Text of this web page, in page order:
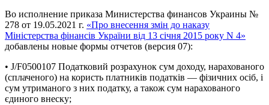
Во исполнение приказа Министерства финансов Украины №
278 от 19.05.2021 г. «Про внесення змін до наказу
Міністерства фінансів України від 13 січня 2015 року N 4»
добавлены новые формы отчетов (версия 07):
• J/F0500107 Податковий розрахунок сум доходу, нарахованого
(сплаченого) на користь платників податків — фізичних осіб, і
сум утриманого з них податку, а також сум нарахованого
єдиного внеску;